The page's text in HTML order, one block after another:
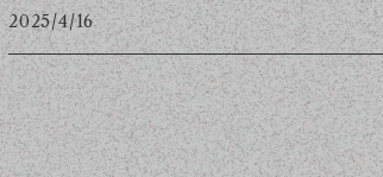
2025/4/16